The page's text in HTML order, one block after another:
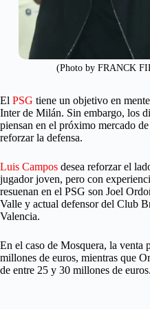
(Photo by FRANCK
El PSG tiene un objetivo en
Inter de Milán. Sin embargo, los
piensan en el próximo mercado
reforzar la defensa.
Luis Campos desea reforzar el
jugador joven, pero con
resuenan en el PSG son Joel
Valle y actual defensor del Club
Valencia.
En el caso de Mosquera, la venta
millones de euros, mientras que
de entre 25 y 30 millones de euros.